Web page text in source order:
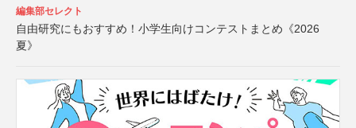
編集部セレクト
自由研究にもおすすめ！小学生向けコンテストまとめ《2026
夏》